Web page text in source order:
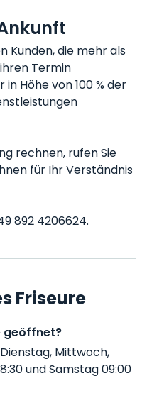
Kunden, die mehr als
Termin
Höhe von 100 % der
rechnen, rufen Sie
für Ihr Verständnis
892 4206624.
Friseure
geöffnet?
Mittwoch,
und Samstag 09:00